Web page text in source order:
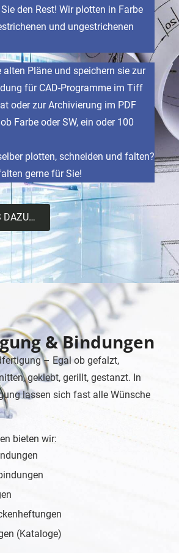
den Rest! Wir plotten in Farbe
und ungestrichenen
alten Pläne und speichern sie zur
für CAD-Programme im Tiff
oder zur Archivierung im PDF
Farbe oder SW, ein oder 100
plotten, schneiden und falten?
gerne für Sie!
DAZU…
& Bindungen
– Egal ob gefalzt,
geklebt, gerillt, gestanzt. In
lassen sich fast alle Wünsche
bieten wir:
(Kataloge)